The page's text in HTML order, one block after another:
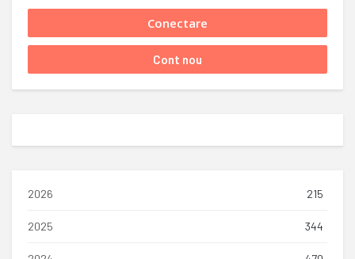
2026 215
2025 344